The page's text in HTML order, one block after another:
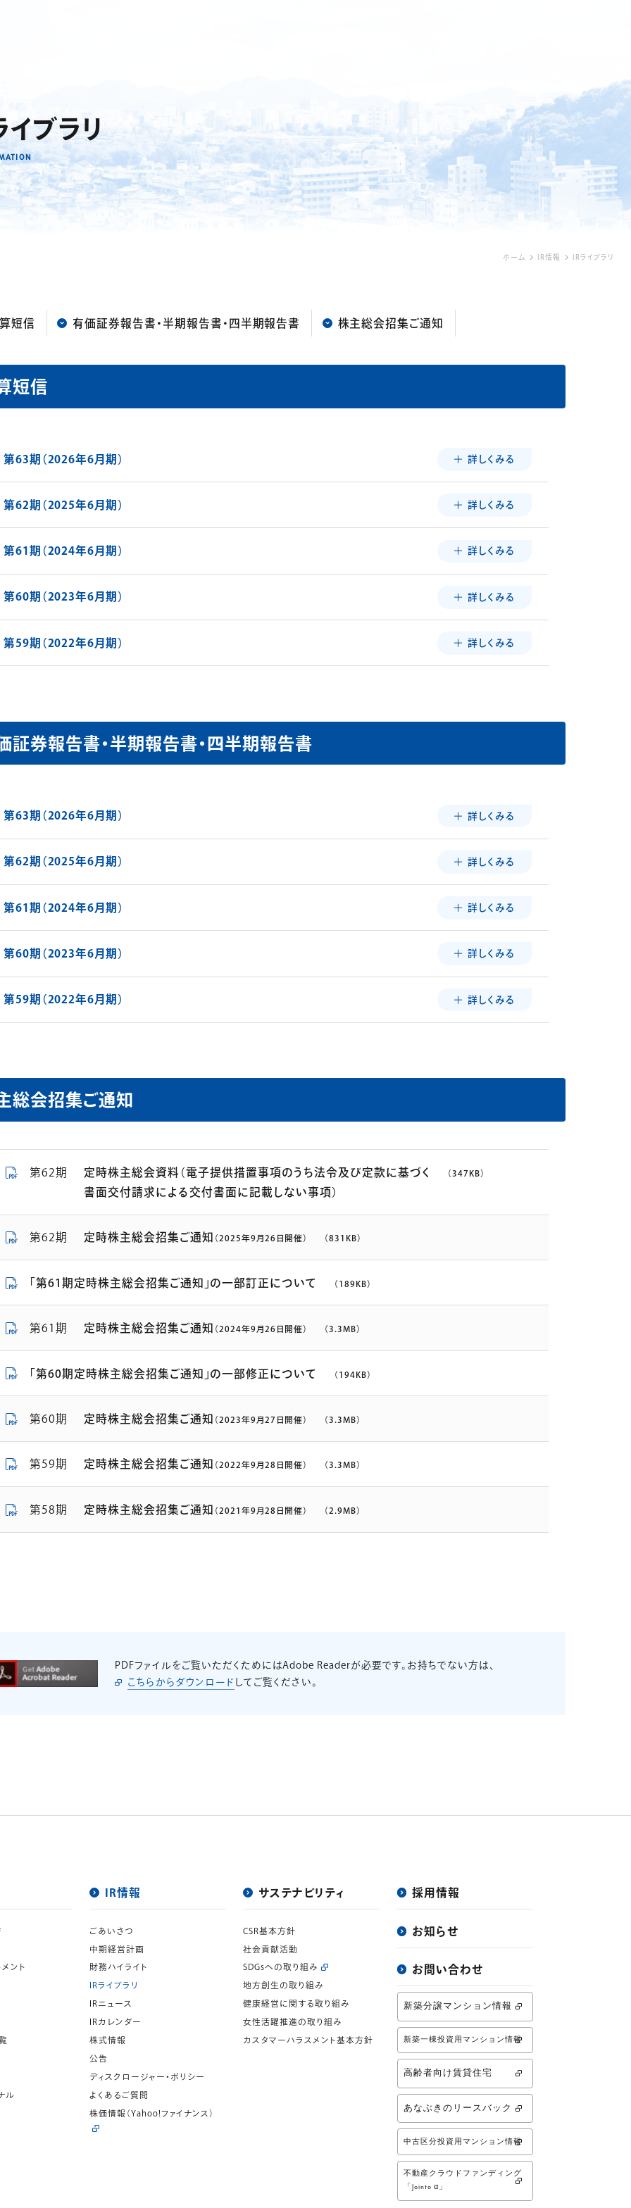
イブラリ
ホーム IR情報 IRライブラリ
短信 有価証券報告書・半期報告書・四半期報告書 株主総会招集ご通知
短信
第63期（2026年6月期） 詳しくみる
第62期（2025年6月期） 詳しくみる
第61期（2024年6月期） 詳しくみる
第60期（2023年6月期） 詳しくみる
第59期（2022年6月期） 詳しくみる
証券報告書・半期報告書・四半期報告書
第63期（2026年6月期） 詳しくみる
第62期（2025年6月期） 詳しくみる
第61期（2024年6月期） 詳しくみる
第60期（2023年6月期） 詳しくみる
第59期（2022年6月期） 詳しくみる
総会招集ご通知
第62期
定時株主総会資料（電子提供措置事項のうち法令及び定款に基づく
書面交付請求による交付書面に記載しない事項）
（347KB）
第62期 定時株主総会招集ご通知 （2025年9月26日開催） （831KB）
「第61期定時株主総会招集ご通知」の一部訂正について （189KB）
第61期 定時株主総会招集ご通知 （2024年9月26日開催） （3.3MB）
「第60期定時株主総会招集ご通知」の一部修正について （194KB）
第60期 定時株主総会招集ご通知 （2023年9月27日開催） （3.3MB）
第59期 定時株主総会招集ご通知 （2022年9月28日開催） （3.3MB）
第58期 定時株主総会招集ご通知 （2021年9月28日開催） （2.9MB）
PDFファイルをご覧いただくためにはAdobe Readerが必要です。お持ちでない方は、
こちらからダウンロード してご覧ください。
ント
ル
IR情報
ごあいさつ
中期経営計画
財務ハイライト
IRライブラリ
IRニュース
IRカレンダー
株式情報
公告
ディスクロージャー・ポリシー
よくあるご質問
株価情報 （Yahoo!ファイナンス）
サステナビリティ
CSR基本方針
社会貢献活動
SDGsへの取り組み
地方創生の取り組み
健康経営に関する取り組み
女性活躍推進の取り組み
カスタマーハラスメント基本方針
採用情報
お知らせ
お問い合わせ
新築分譲マンション情報
新築一棟投資用マンション情報
高齢者向け賃貸住宅
あなぶきのリースバック
中古区分投資用マンション情報
不動産クラウドファンディング
「Jointo α」